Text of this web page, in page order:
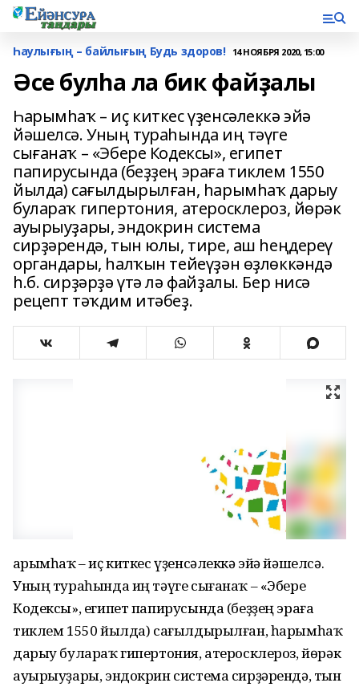
Һаулығың – байлығың Будь здоров! 14 НОЯБРЯ 2020, 15:00
Әсе булһа ла бик файҙалы
Һарымһаҡ – иҫ киткес үҙенсәлеккә эйә
йәшелсә. Уның тураһында иң тәүге
сығанаҡ – «Эбере Кодексы», египет
папирусында (беҙҙең эраға тиклем 1550
йылда) сағылдырылған, һарымһаҡ дарыу
булараҡ гипертония, атеросклероз, йөрәк
ауырыуҙары, эндокрин система
сирҙәрендә, тын юлы, тире, аш һеңдереү
органдары, һалҡын тейеүҙән өҙлөккәндә
һ.б. сирҙәрҙә үтә лә файҙалы. Бер нисә
рецепт тәҡдим итәбеҙ.
Һарымһаҡ – иҫ киткес үҙенсәлеккә эйә йәшелсә.
Уның тураһында иң тәүге сығанаҡ – «Эбере
Кодексы», египет папирусында (беҙҙең эраға
тиклем 1550 йылда) сағылдырылған, һарымһаҡ
дарыу булараҡ гипертония, атеросклероз, йөрәк
ауырыуҙары, эндокрин система сирҙәрендә, тын